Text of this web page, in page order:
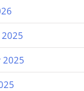
2025
2025